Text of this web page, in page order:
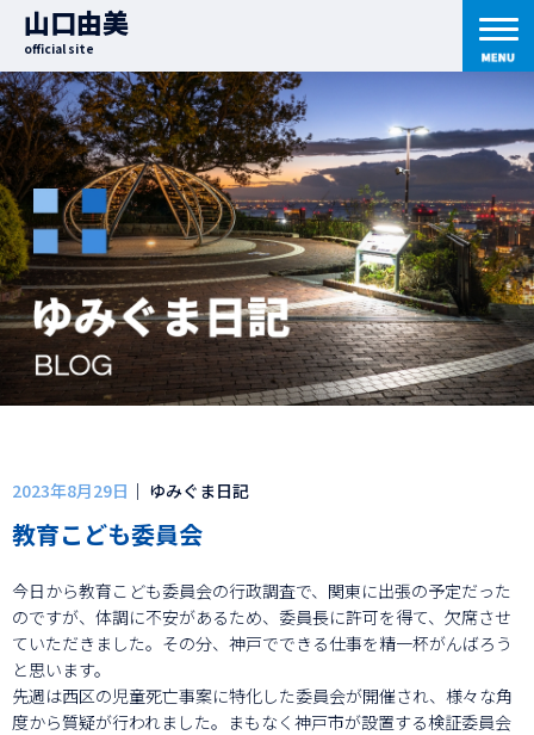
山口由美
official site
2023年8月29日 ｜ ゆみぐま日記
教育こども委員会
今日から教育こども委員会の行政調査で、関東に出張の予定だった
のですが、体調に不安があるため、委員長に許可を得て、欠席させ
ていただきました。その分、神戸でできる仕事を精一杯がんばろう
と思います。
先週は西区の児童死亡事案に特化した委員会が開催され、様々な角
度から質疑が行われました。まもなく神戸市が設置する検証委員会